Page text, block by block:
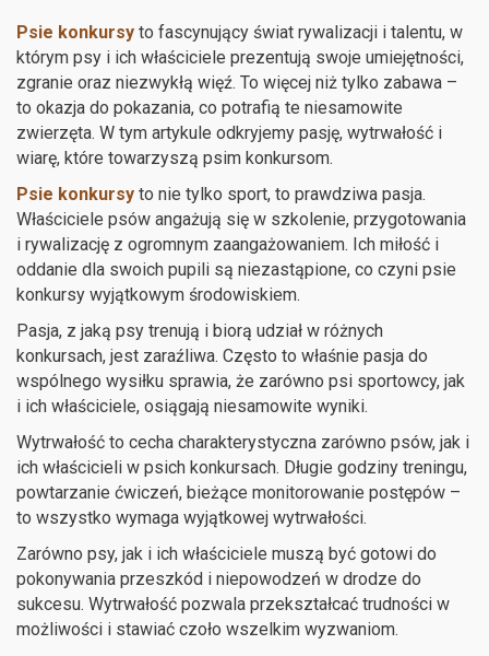
Psie konkursy to fascynujący świat rywalizacji i talentu, w
którym psy i ich właściciele prezentują swoje umiejętności,
zgranie oraz niezwykłą więź. To więcej niż tylko zabawa –
to okazja do pokazania, co potrafią te niesamowite
zwierzęta. W tym artykule odkryjemy pasję, wytrwałość i
wiarę, które towarzyszą psim konkursom.
Psie konkursy to nie tylko sport, to prawdziwa pasja.
Właściciele psów angażują się w szkolenie, przygotowania
i rywalizację z ogromnym zaangażowaniem. Ich miłość i
oddanie dla swoich pupili są niezastąpione, co czyni psie
konkursy wyjątkowym środowiskiem.
Pasja, z jaką psy trenują i biorą udział w różnych
konkursach, jest zaraźliwa. Często to właśnie pasja do
wspólnego wysiłku sprawia, że zarówno psi sportowcy, jak
i ich właściciele, osiągają niesamowite wyniki.
Wytrwałość to cecha charakterystyczna zarówno psów, jak i
ich właścicieli w psich konkursach. Długie godziny treningu,
powtarzanie ćwiczeń, bieżące monitorowanie postępów –
to wszystko wymaga wyjątkowej wytrwałości.
Zarówno psy, jak i ich właściciele muszą być gotowi do
pokonywania przeszkód i niepowodzeń w drodze do
sukcesu. Wytrwałość pozwala przekształcać trudności w
możliwości i stawiać czoło wszelkim wyzwaniom.